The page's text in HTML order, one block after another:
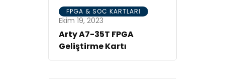
FPGA & SOC KARTLARI
Ekim 19, 2023
Arty A7-35T FPGA
Geliştirme Kartı